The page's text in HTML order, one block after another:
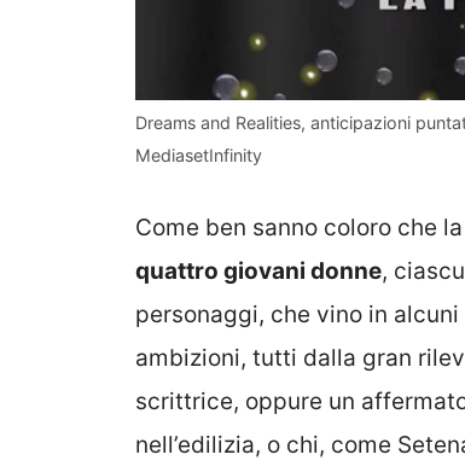
Dreams and Realities, anticipazioni
MediasetInfinity
Come ben sanno coloro che
quattro giovani donne,
personaggi, che vino in
ambizioni, tutti dalla gran
scrittrice, oppure un
nell’edilizia, o chi, come